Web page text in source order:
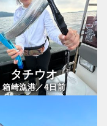
タチウオ
箱崎漁港／4日前